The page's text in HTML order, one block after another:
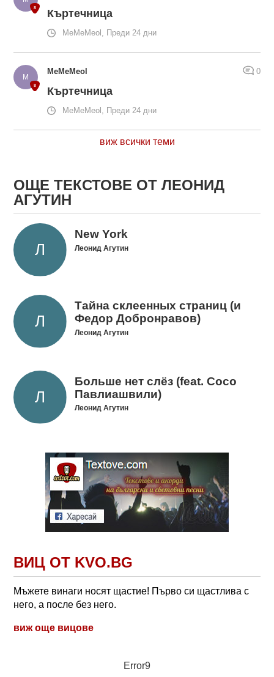
Къртечница
MeMeMeol, Преди 24 дни
MeMeMeol 0
Къртечница
MeMeMeol, Преди 24 дни
виж всички теми
ОЩЕ ТЕКСТОВЕ ОТ ЛЕОНИД
АГУТИН
New York
Леонид Агутин
Тайна cклеенных cтраниц (и
Федор Добронравов)
Леонид Агутин
Больше нет слёз (feat. Сосо
Павлиашвили)
Леонид Агутин
ВИЦ ОТ KVO.BG
Мъжете винаги носят щастие! Първо си щастлива с
него, а после без него.
виж още вицове
Error9